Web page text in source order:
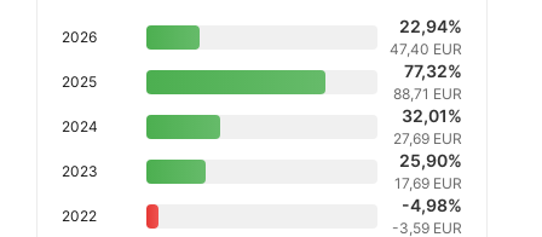
2026
22,94%
47,40 EUR
2025
77,32%
88,71 EUR
2024
32,01%
27,69 EUR
2023
25,90%
17,69 EUR
2022
-4,98%
-3,59 EUR